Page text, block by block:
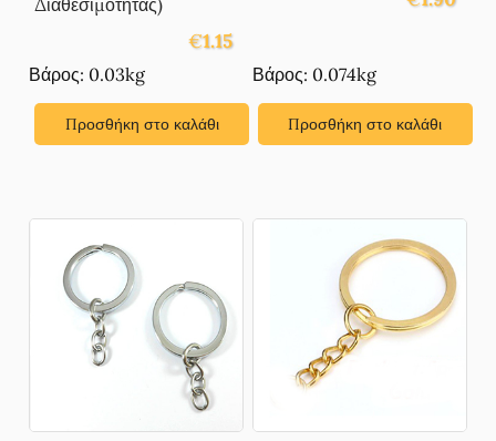
€1.15
Βάρος: 0.03kg
Προσθήκη στο καλάθι
Βάρος: 0.074kg
Προσθήκη στο καλάθι